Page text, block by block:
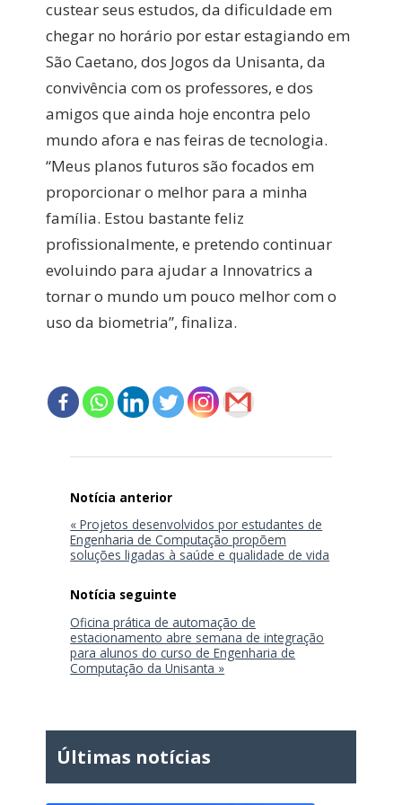
custear seus estudos, da dificuldade em
chegar no horário por estar estagiando em
São Caetano, dos Jogos da Unisanta, da
convivência com os professores, e dos
amigos que ainda hoje encontra pelo
mundo afora e nas feiras de tecnologia.
“Meus planos futuros são focados em
proporcionar o melhor para a minha
família. Estou bastante feliz
profissionalmente, e pretendo continuar
evoluindo para ajudar a Innovatrics a
tornar o mundo um pouco melhor com o
uso da biometria”, finaliza.
Post
« Projetos desenvolvidos por estudantes de
Engenharia de Computação propõem
soluções ligadas à saúde e qualidade de vida
Oficina prática de automação de
estacionamento abre semana de integração
para alunos do curso de Engenharia de
Computação da Unisanta »
Últimas notícias